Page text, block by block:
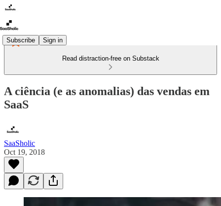
Subscribe Sign in
Read distraction-free on Substack
A ciência (e as anomalias) das vendas em
SaaS
SaaSholic
Oct 19, 2018